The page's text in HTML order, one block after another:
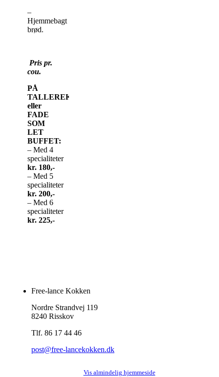
–
Hjemmebagt
brød.
Pris pr.
cou.
PÅ
TALLEREKEN
eller
FADE
SOM
LET
BUFFET:
– Med 4
specialiteter
kr. 180,-
– Med 5
specialiteter
kr. 200,-
– Med 6
specialiteter
kr. 225,-
Free-lance Kokken
Nordre Strandvej 119
8240 Risskov
Tlf. 86 17 44 46
post@free-lancekokken.dk
Vis almindelig hjemmeside